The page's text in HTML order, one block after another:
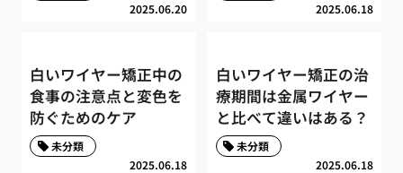
2025.06.20 2025.06.18
白いワイヤー矯正中の
食事の注意点と変色を
防ぐためのケア
2025.06.18
未分類
白いワイヤー矯正の治
療期間は金属ワイヤー
と比べて違いはある？
2025.06.18
未分類